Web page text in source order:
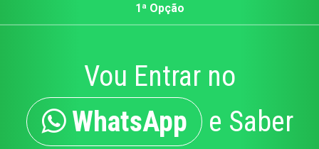
1ª Opção
Vou Entrar no
WhatsApp e Saber